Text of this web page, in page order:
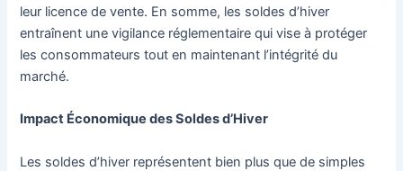
leur licence de vente. En somme, les soldes d’hiver
entraînent une vigilance réglementaire qui vise à protéger
les consommateurs tout en maintenant l’intégrité du
marché.
Impact Économique des Soldes d’Hiver
Les soldes d’hiver représentent bien plus que de simples